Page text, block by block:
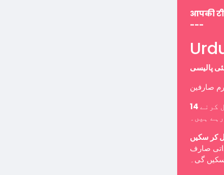
आपकी
---
کرنے
ہیں۔
کر سکیں
ذاتی صارف
سکیں گی۔